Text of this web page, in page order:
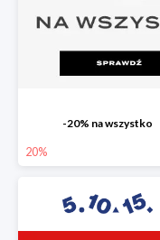
-20% na wszystko
20%